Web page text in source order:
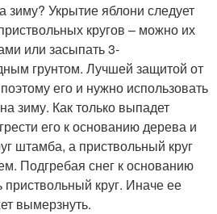
зиму? Укрытие яблони следует
кругов – можно их
или засыпать 3-
грунтом. Лучшей защитой от
его и нужно использовать
зиму. Как только выпадет
его к основанию дерева и
штамба, а приствольный круг
Подгребая снег к основанию
приствольный круг. Иначе ее
вымерзнуть.